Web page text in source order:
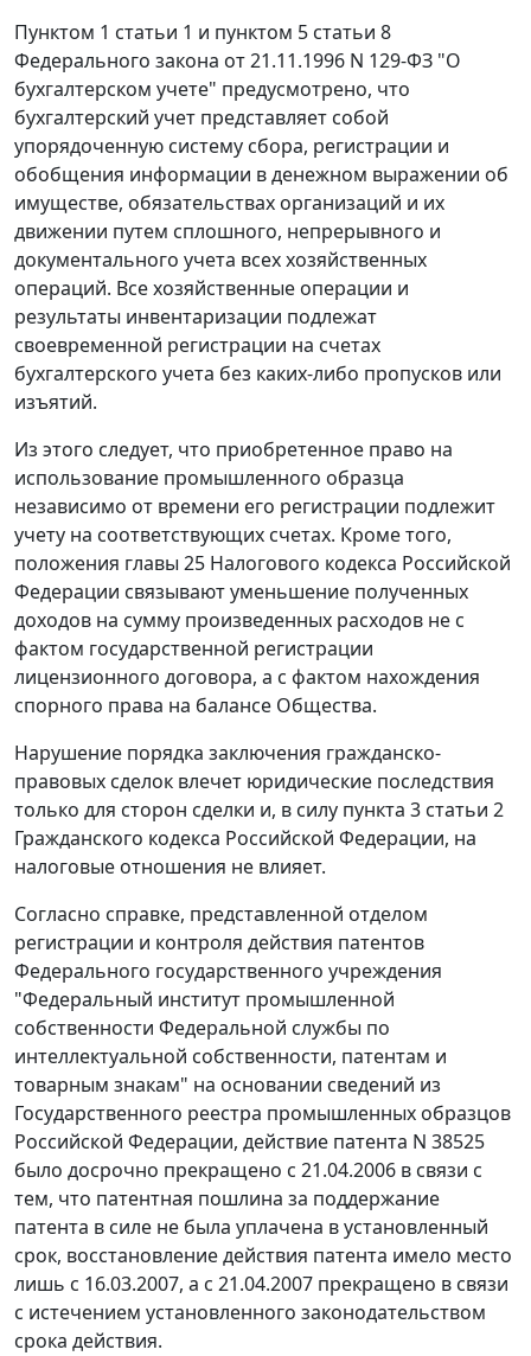
Пунктом 1 статьи 1 и пунктом 5 статьи 8
Федерального закона от 21.11.1996 N 129-ФЗ "О
бухгалтерском учете" предусмотрено, что
бухгалтерский учет представляет собой
упорядоченную систему сбора, регистрации и
обобщения информации в денежном выражении об
имуществе, обязательствах организаций и их
движении путем сплошного, непрерывного и
документального учета всех хозяйственных
операций. Все хозяйственные операции и
результаты инвентаризации подлежат
своевременной регистрации на счетах
бухгалтерского учета без каких-либо пропусков или
изъятий.
Из этого следует, что приобретенное право на
использование промышленного образца
независимо от времени его регистрации подлежит
учету на соответствующих счетах. Кроме того,
положения главы 25 Налогового кодекса Российской
Федерации связывают уменьшение полученных
доходов на сумму произведенных расходов не с
фактом государственной регистрации
лицензионного договора, а с фактом нахождения
спорного права на балансе Общества.
Нарушение порядка заключения гражданско-
правовых сделок влечет юридические последствия
только для сторон сделки и, в силу пункта 3 статьи 2
Гражданского кодекса Российской Федерации, на
налоговые отношения не влияет.
Согласно справке, представленной отделом
регистрации и контроля действия патентов
Федерального государственного учреждения
"Федеральный институт промышленной
собственности Федеральной службы по
интеллектуальной собственности, патентам и
товарным знакам" на основании сведений из
Государственного реестра промышленных образцов
Российской Федерации, действие патента N 38525
было досрочно прекращено с 21.04.2006 в связи с
тем, что патентная пошлина за поддержание
патента в силе не была уплачена в установленный
срок, восстановление действия патента имело место
лишь с 16.03.2007, а с 21.04.2007 прекращено в связи
с истечением установленного законодательством
срока действия.